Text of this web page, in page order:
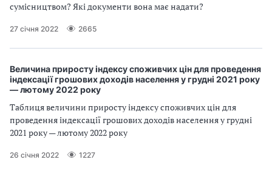
сумісництвом? Які документи вона має надати?
27 січня 2022 2665
Величина приросту індексу споживчих цін для проведення
індексації грошових доходів населення у грудні 2021 року
— лютому 2022 року
Таблиця величини приросту індексу споживчих цін для
проведення індексації грошових доходів населення у грудні
2021 року — лютому 2022 року
26 січня 2022 1227